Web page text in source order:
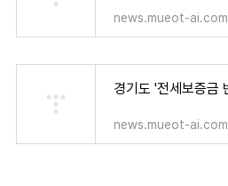
news.mueot-ai.com
news.mueot-ai.com